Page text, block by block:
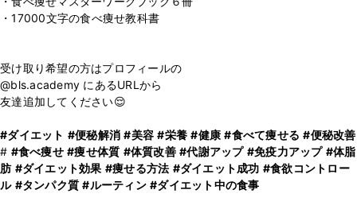
・17000文字の食べ痩せ教科書
受け取り希望の方はプロフィールの
@bls.academy にあるURLから
友達追加してください😌
#ダイエット #便秘解消 #美容 #栄養 #健康 #食べて痩せる #便秘改善
# #食べ痩せ #痩せ体質 #体質改善 #代謝アップ #免疫力アップ #体脂
肪 #ダイエット効果 #痩せる方法 #ダイエット成功 #食欲コントロー
ル #タンパク質 #ルーティン #ダイエット中の食事